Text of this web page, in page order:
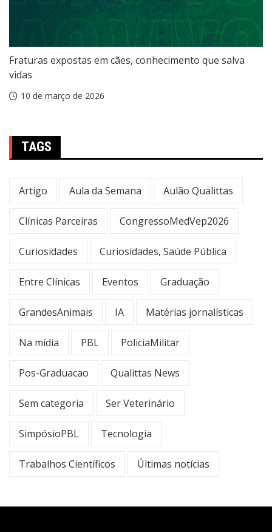
Fraturas expostas em cães, conhecimento que salva
vidas
10 de março de 2026
TAGS
Artigo Aula da Semana Aulão Qualittas
Clínicas Parceiras CongressoMedVep2026
Curiosidades Curiosidades, Saúde Pública
Entre Clínicas Eventos Graduação
GrandesAnimais IA Matérias jornalísticas
Na mídia PBL PoliciaMilitar
Pos-Graduacao Qualittas News
Sem categoria Ser Veterinário
SimpósioPBL Tecnologia
Trabalhos Científicos Últimas notícias